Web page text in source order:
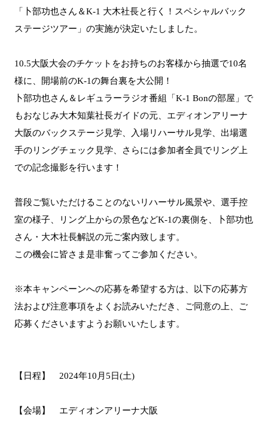
「卜部功也さん＆K-1 大木社長と行く！スペシャルバック
ステージツアー」の実施が決定いたしました。
10.5大阪大会のチケットをお持ちのお客様から抽選で10名
様に、開場前のK-1の舞台裏を大公開！
卜部功也さん＆レギュラーラジオ番組「K-1 Bonの部屋」で
もおなじみ大木知葉社長ガイドの元、エディオンアリーナ
大阪のバックステージ見学、入場リハーサル見学、出場選
手のリングチェック見学、さらには参加者全員でリング上
での記念撮影を行います！
普段ご覧いただけることのないリハーサル風景や、選手控
室の様子、リング上からの景色などK-1の裏側を、卜部功也
さん・大木社長解説の元ご案内致します。
この機会に皆さま是非奮ってご参加ください。
※本キャンペーンへの応募を希望する方は、以下の応募方
法および注意事項をよくお読みいただき、ご同意の上、ご
応募くださいますようお願いいたします。
【日程】 2024年10月5日(土)
【会場】 エディオンアリーナ大阪